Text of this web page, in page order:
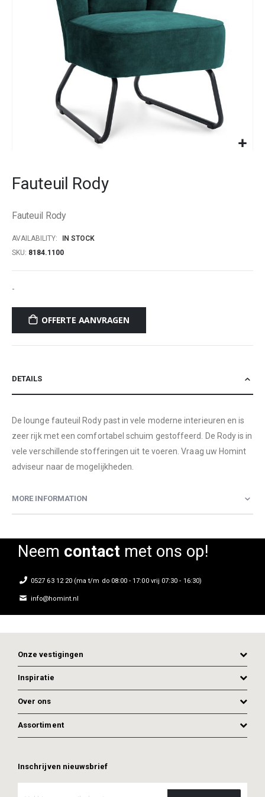
the
the
gallery
Fauteuil Rody
Fauteuil Rody
AVAILABILITY:
IN STOCK
SKU 8184.1100
-
OFFERTE AANVRAGEN
DETAILS
De lounge fauteuil Rody past in vele moderne interieuren en is
zeer rijk met een comfortabel schuim gestoffeerd. De Rody is in
vele verschillende stofferingen uit te voeren. Vraag uw Homint
adviseur naar de mogelijkheden.
MORE INFORMATION
Neem contactmet ons op!
0527 63 12 20 (ma t/m do 08:00 - 17:00 vrij 07:30 - 16:30)
info@homint.nl
Onze vestigingen
Inspiratie
Over ons
Assortiment
Inschrijven nieuwsbrief